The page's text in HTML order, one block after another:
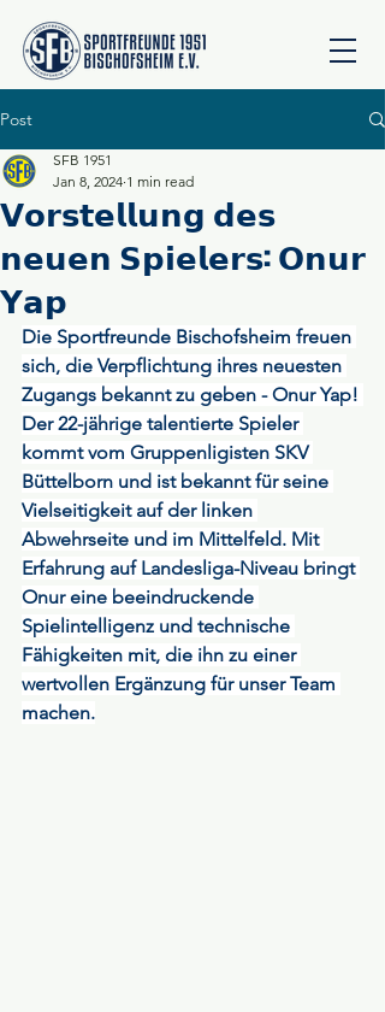
Post
𝗩𝗼𝗿𝘀𝘁𝗲𝗹𝗹𝘂𝗻𝗴 𝗱𝗲𝘀
𝗻𝗲𝘂𝗲𝗻 𝗦𝗽𝗶𝗲𝗹𝗲𝗿𝘀: 𝗢𝗻𝘂𝗿
𝗬𝗮𝗽
SFB 1951
Jan 8, 2024 1 min read
Die Sportfreunde Bischofsheim freuen
sich, die Verpflichtung ihres neuesten
Zugangs bekannt zu geben - Onur Yap!
Der 22-jährige talentierte Spieler
kommt vom Gruppenligisten SKV
Büttelborn und ist bekannt für seine
Vielseitigkeit auf der linken
Abwehrseite und im Mittelfeld. Mit
Erfahrung auf Landesliga-Niveau bringt
Onur eine beeindruckende
Spielintelligenz und technische
Fähigkeiten mit, die ihn zu einer
wertvollen Ergänzung für unser Team
machen.